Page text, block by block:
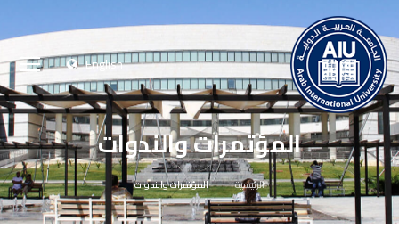
English
المؤتمرات والندوات
الرئيسية المؤتمرات والندوات